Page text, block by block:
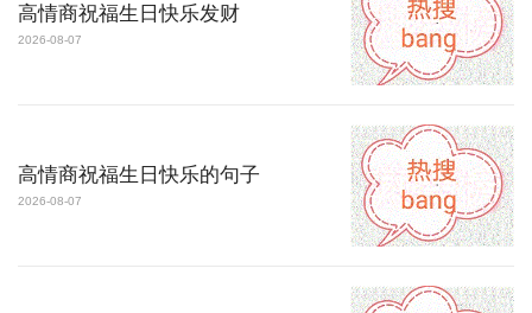
高情商祝福生日快乐发财
2026-08-07
高情商祝福生日快乐的句子
2026-08-07